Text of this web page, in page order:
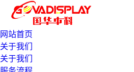
网站首页
关于我们
关于我们